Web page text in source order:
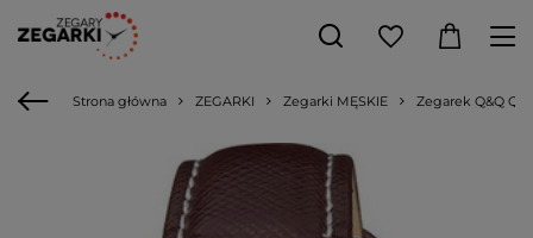
Strona główna ZEGARKI Zegarki MĘSKIE Zegarek Q&Q